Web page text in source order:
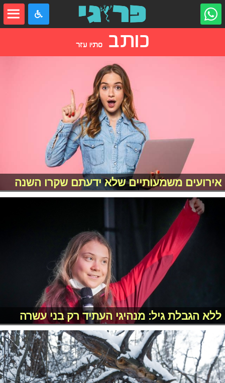
כותבסתיו עזר
אירועים משמעותיים שלא ידעתם שקרו השנה
ללא הגבלת גיל: מנהיגי העתיד רק בני עשרה